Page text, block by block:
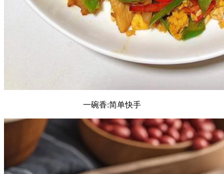
一碗香:简单快手